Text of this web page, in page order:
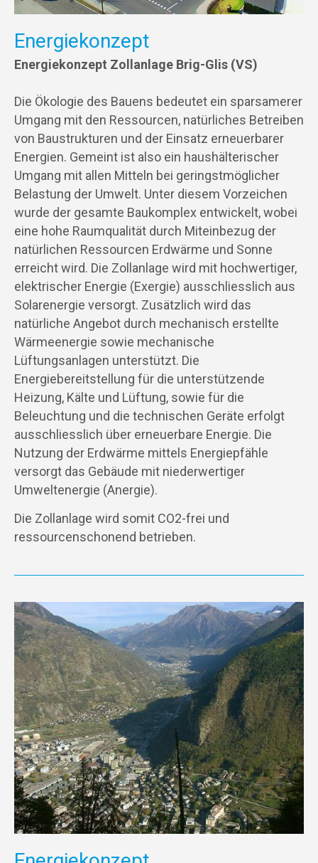
Energiekonzept
Energiekonzept Zollanlage Brig-Glis (VS)
Die Ökologie des Bauens bedeutet ein sparsamerer
Umgang mit den Ressourcen, natürliches Betreiben
von Baustrukturen und der Einsatz erneuerbarer
Energien. Gemeint ist also ein haushälterischer
Umgang mit allen Mitteln bei geringstmöglicher
Belastung der Umwelt. Unter diesem Vorzeichen
wurde der gesamte Baukomplex entwickelt, wobei
eine hohe Raumqualität durch Miteinbezug der
natürlichen Ressourcen Erdwärme und Sonne
erreicht wird. Die Zollanlage wird mit hochwertiger,
elektrischer Energie (Exergie) ausschliesslich aus
Solarenergie versorgt. Zusätzlich wird das
natürliche Angebot durch mechanisch erstellte
Wärmeenergie sowie mechanische
Lüftungsanlagen unterstützt. Die
Energiebereitstellung für die unterstützende
Heizung, Kälte und Lüftung, sowie für die
Beleuchtung und die technischen Geräte erfolgt
ausschliesslich über erneuerbare Energie. Die
Nutzung der Erdwärme mittels Energiepfähle
versorgt das Gebäude mit niederwertiger
Umweltenergie (Anergie).
Die Zollanlage wird somit CO2-frei und
ressourcenschonend betrieben.